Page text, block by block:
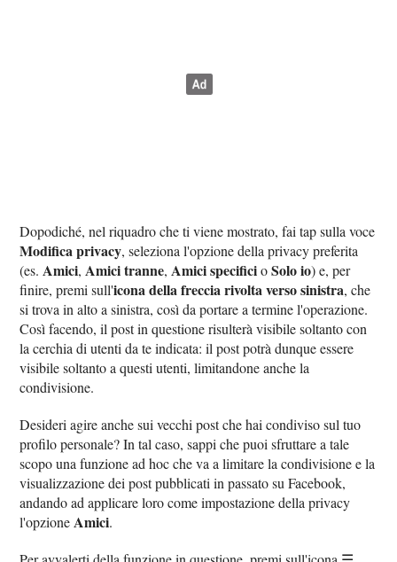
Dopodiché, nel riquadro che ti viene mostrato, fai tap sulla voce
Modifica privacy, seleziona l'opzione della privacy preferita
(es. Amici, Amici tranne, Amici specificioSolo io) e, per
finire, premi sull'icona della freccia rivolta verso sinistra, che
si trova in alto a sinistra, così da portare a termine l'operazione.
Così facendo, il post in questione risulterà visibile soltanto con
la cerchia di utenti da te indicata: il post potrà dunque essere
visibile soltanto a questi utenti, limitandone anche la
condivisione.
Desideri agire anche sui vecchi post che hai condiviso sul tuo
profilo personale? In tal caso, sappi che puoi sfruttare a tale
scopo una funzione ad hoc che va a limitare la condivisione e la
visualizzazione dei post pubblicati in passato su Facebook,
andando ad applicare loro come impostazione della privacy
l'opzione Amici.